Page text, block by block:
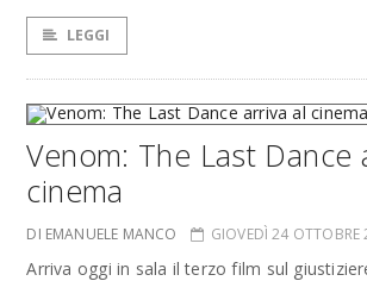
LEGGI
Venom: The Last Dance
cinema
DI EMANUELE MANCO GIOVEDÌ 24 OTTOBRE
Arriva oggi in sala il terzo film sul